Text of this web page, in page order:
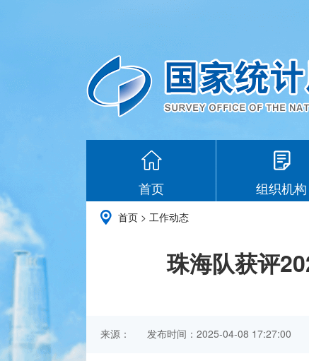
首页 组织机构
首页 > 工作动态
珠海队获评
来源： 发布时间：2025-04-08 17:27:00